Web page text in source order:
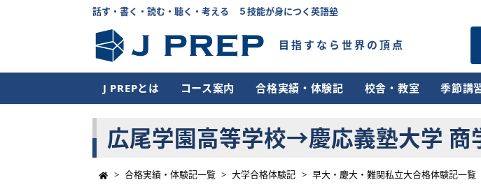
話す・書く・読む・聴く・考える ５技能が身につく英語塾
目指すなら世界の頂点
J PREPとは コース案内 合格実績・体験記 校舎・教室 季節講
広尾学園高等学校→慶応義塾大学 商
> 合格実績・体験記一覧 > 大学合格体験記 > 早大・慶大・難関私立大合格体験記一覧